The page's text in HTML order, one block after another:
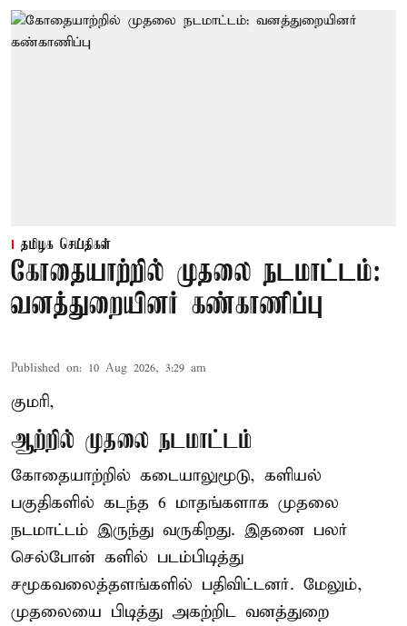
தமிழக செய்திகள்
கோதையாற்றில் முதலை நடமாட்டம்:
வனத்துறையினர் கண்காணிப்பு
Published on: 10 Aug 2026, 3:29 am
குமரி,
ஆற்றில் முதலை நடமாட்டம்
கோதையாற்றில் கடையாலுமூடு, களியல்
பகுதிகளில் கடந்த 6 மாதங்களாக முதலை
நடமாட்டம் இருந்து வருகிறது. இதனை பலர்
செல்போன் களில் படம்பிடித்து
சமூகவலைத்தளங்களில் பதிவிட்டனர். மேலும்,
முதலையை பிடித்து அகற்றிட வனத்துறை